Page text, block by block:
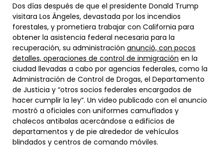
Dos días después de que el presidente Donald Trump
visitara Los Ángeles, devastada por los incendios
forestales, y prometiera trabajar con California para
obtener la asistencia federal necesaria para la
recuperación, su administración anunció, con pocos
detalles, operaciones de control de inmigración en la
ciudad llevadas a cabo por agencias federales, como la
Administración de Control de Drogas, el Departamento
de Justicia y “otros socios federales encargados de
hacer cumplir la ley”. Un video publicado con el anuncio
mostró a oficiales con uniformes camuflados y
chalecos antibalas acercándose a edificios de
departamentos y de pie alrededor de vehículos
blindados y centros de comando móviles.